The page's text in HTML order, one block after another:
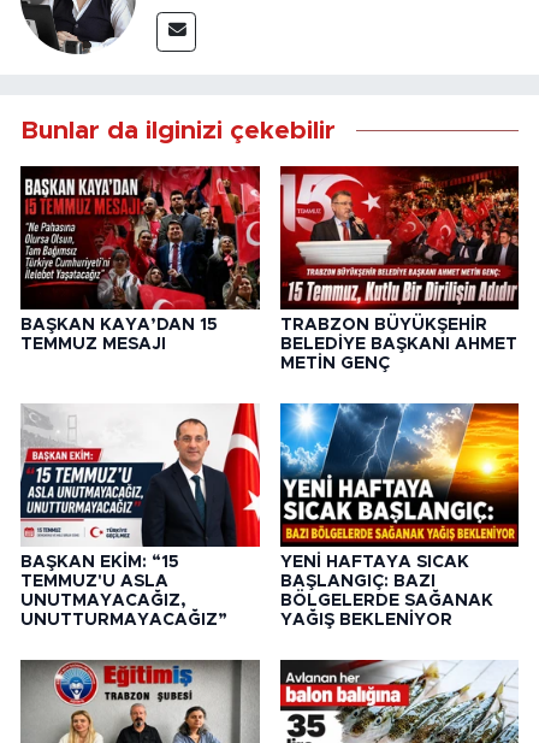
Bunlar da ilginizi çekebilir
BAŞKAN KAYA’DAN 15
TEMMUZ MESAJI
TRABZON BÜYÜKŞEHİR
BELEDİYE BAŞKANI AHMET
METİN GENÇ
BAŞKAN EKİM: “15
TEMMUZ'U ASLA
UNUTMAYACAĞIZ,
UNUTTURMAYACAĞIZ”
YENİ HAFTAYA SICAK
BAŞLANGIÇ: BAZI
BÖLGELERDE SAĞANAK
YAĞIŞ BEKLENİYOR